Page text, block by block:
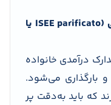
تکمیل فرم خوداظهاری مالی (ISEE parificato یا
درآمدی خانواده
و بارگذاری می‌شود.
که باید به‌دقت پر